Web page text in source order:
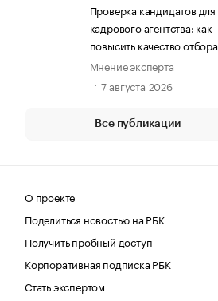
Проверка кандидатов для
кадрового агентства: как
повысить качество отбора
Мнение эксперта
7 августа 2026
Все публикации
О проекте
Поделиться новостью на РБК
Получить пробный доступ
Корпоративная подписка РБК
Стать экспертом